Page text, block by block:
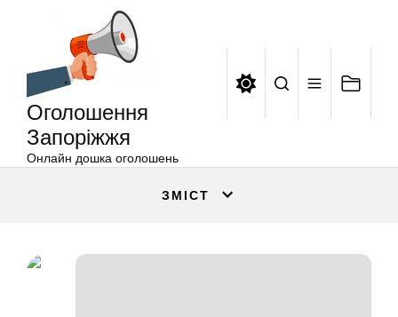
Оголошення
Запоріжжя
Онлайн дошка оголошень
ЗМІСТ